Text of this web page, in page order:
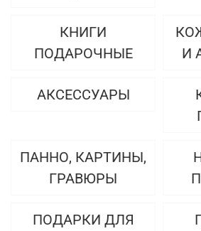
КНИГИ
ПОДАРОЧНЫЕ
И
АКСЕССУАРЫ
ПАННО, КАРТИНЫ,
ГРАВЮРЫ
ПОДАРКИ ДЛЯ